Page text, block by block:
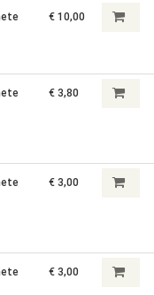
€ 10,00
€ 3,80
€ 3,00
€ 3,00